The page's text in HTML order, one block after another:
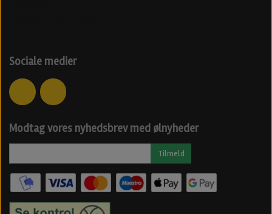
Sociale medier
Modtag vores nyhedsbrev med ølnyheder
Tilmeld